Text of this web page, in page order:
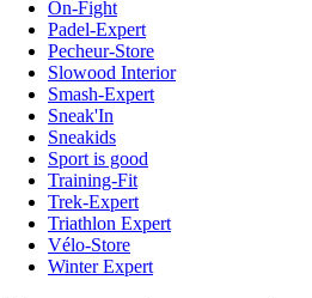
On-Fight
Padel-Expert
Pecheur-Store
Slowood Interior
Smash-Expert
Sneak'In
Sneakids
Sport is good
Training-Fit
Trek-Expert
Triathlon Expert
Vélo-Store
Winter Expert